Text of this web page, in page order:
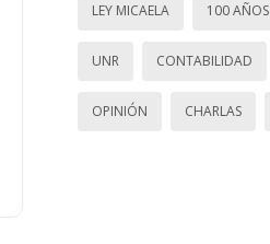
LEY MICAELA 100 AÑOS
UNR CONTABILIDAD
OPINIÓN CHARLAS